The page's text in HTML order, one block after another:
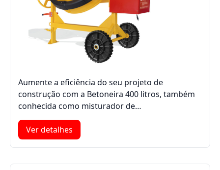
Aumente a eficiência do seu projeto de
construção com a Betoneira 400 litros, também
conhecida como misturador de…
Ver detalhes